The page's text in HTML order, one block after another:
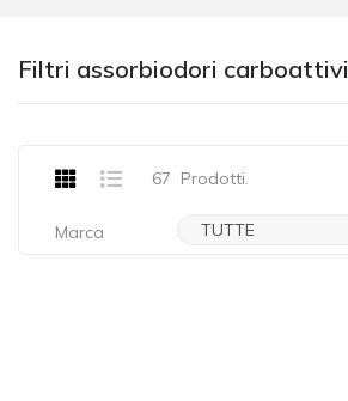
Filtri assorbiodori carboattivi
67 Prodotti.
Marca